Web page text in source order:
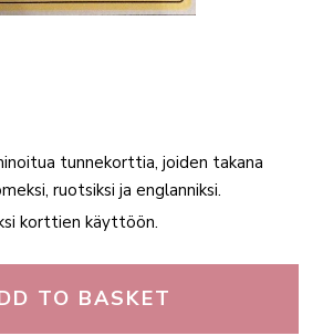
tunnekorttia, joiden takana
ruotsiksi ja englanniksi.
korttien käyttöön.
TO BASKET